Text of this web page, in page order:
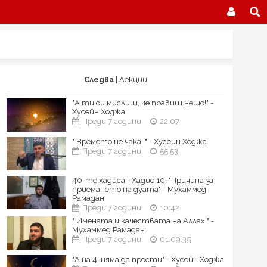
Следва| Лекции
"А ти си мислиш, че правиш нещо!" -
Хусейн Ходжа
Преди 7 години
22:07
" Времето не чака! " - Хусейн Ходжа
Преди 7 години
55:53
40-те хадиса - Хадис 10: "Причина за
приемането на дуата" - Мухаммед
Рамадан
Преди 7 години
10:42
" Имената и качествата на Аллах " -
Мухаммед Рамадан
Преди 7 години
01:09:35
"А на 4, няма да прости" - Хусейн Ходжа